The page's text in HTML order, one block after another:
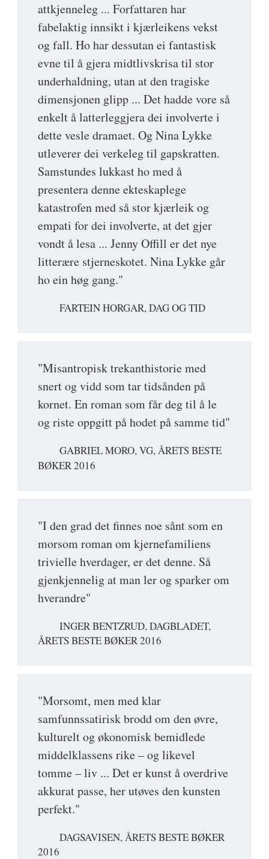
attkjenneleg ... Forfattaren har
fabelaktig innsikt i kjærleikens vekst
og fall. Ho har dessutan ei fantastisk
evne til å gjera midtlivskrisa til stor
underhaldning, utan at den tragiske
dimensjonen glipp ... Det hadde vore så
enkelt å latterleggjera dei involverte i
dette vesle dramaet. Og Nina Lykke
utleverer dei verkeleg til gapskratten.
Samstundes lukkast ho med å
presentera denne ekteskaplege
katastrofen med så stor kjærleik og
empati for dei involverte, at det gjer
vondt å lesa ... Jenny Offill er det nye
litterære stjerneskotet. Nina Lykke går
ho ein høg gang."
FARTEIN HORGAR, DAG OG TID
"Misantropisk trekanthistorie med
snert og vidd som tar tidsånden på
kornet. En roman som får deg til å le
og riste oppgitt på hodet på samme tid"
GABRIEL MORO, VG, ÅRETS BESTE
BØKER 2016
"I den grad det finnes noe sånt som en
morsom roman om kjernefamiliens
trivielle hverdager, er det denne. Så
gjenkjennelig at man ler og sparker om
hverandre"
INGER BENTZRUD, DAGBLADET,
ÅRETS BESTE BØKER 2016
"Morsomt, men med klar
samfunnssatirisk brodd om den øvre,
kulturelt og økonomisk bemidlede
middelklassens rike – og likevel
tomme – liv ... Det er kunst å overdrive
akkurat passe, her utøves den kunsten
perfekt."
DAGSAVISEN, ÅRETS BESTE BØKER
2016